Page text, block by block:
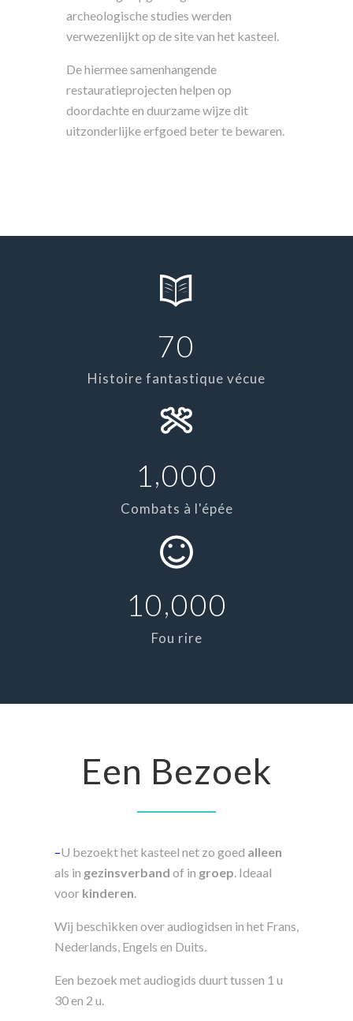
archeologische studies werden
verwezenlijkt op de site van het kasteel.
De hiermee samenhangende
restauratieprojecten helpen op
doordachte en duurzame wijze dit
uitzonderlijke erfgoed beter te bewaren.
70
Histoire fantastique vécue
1 ,000
Combats à l'épée
10,000
Fou rire
Een Bezoek
–U bezoekt het kasteel net zo goed alleen
als in gezinsverband of in groep. Ideaal
voor kinderen.
Wij beschikken over audiogidsen in het Frans,
Nederlands, Engels en Duits.
Een bezoek met audiogids duurt tussen 1 u
30 en 2 u.